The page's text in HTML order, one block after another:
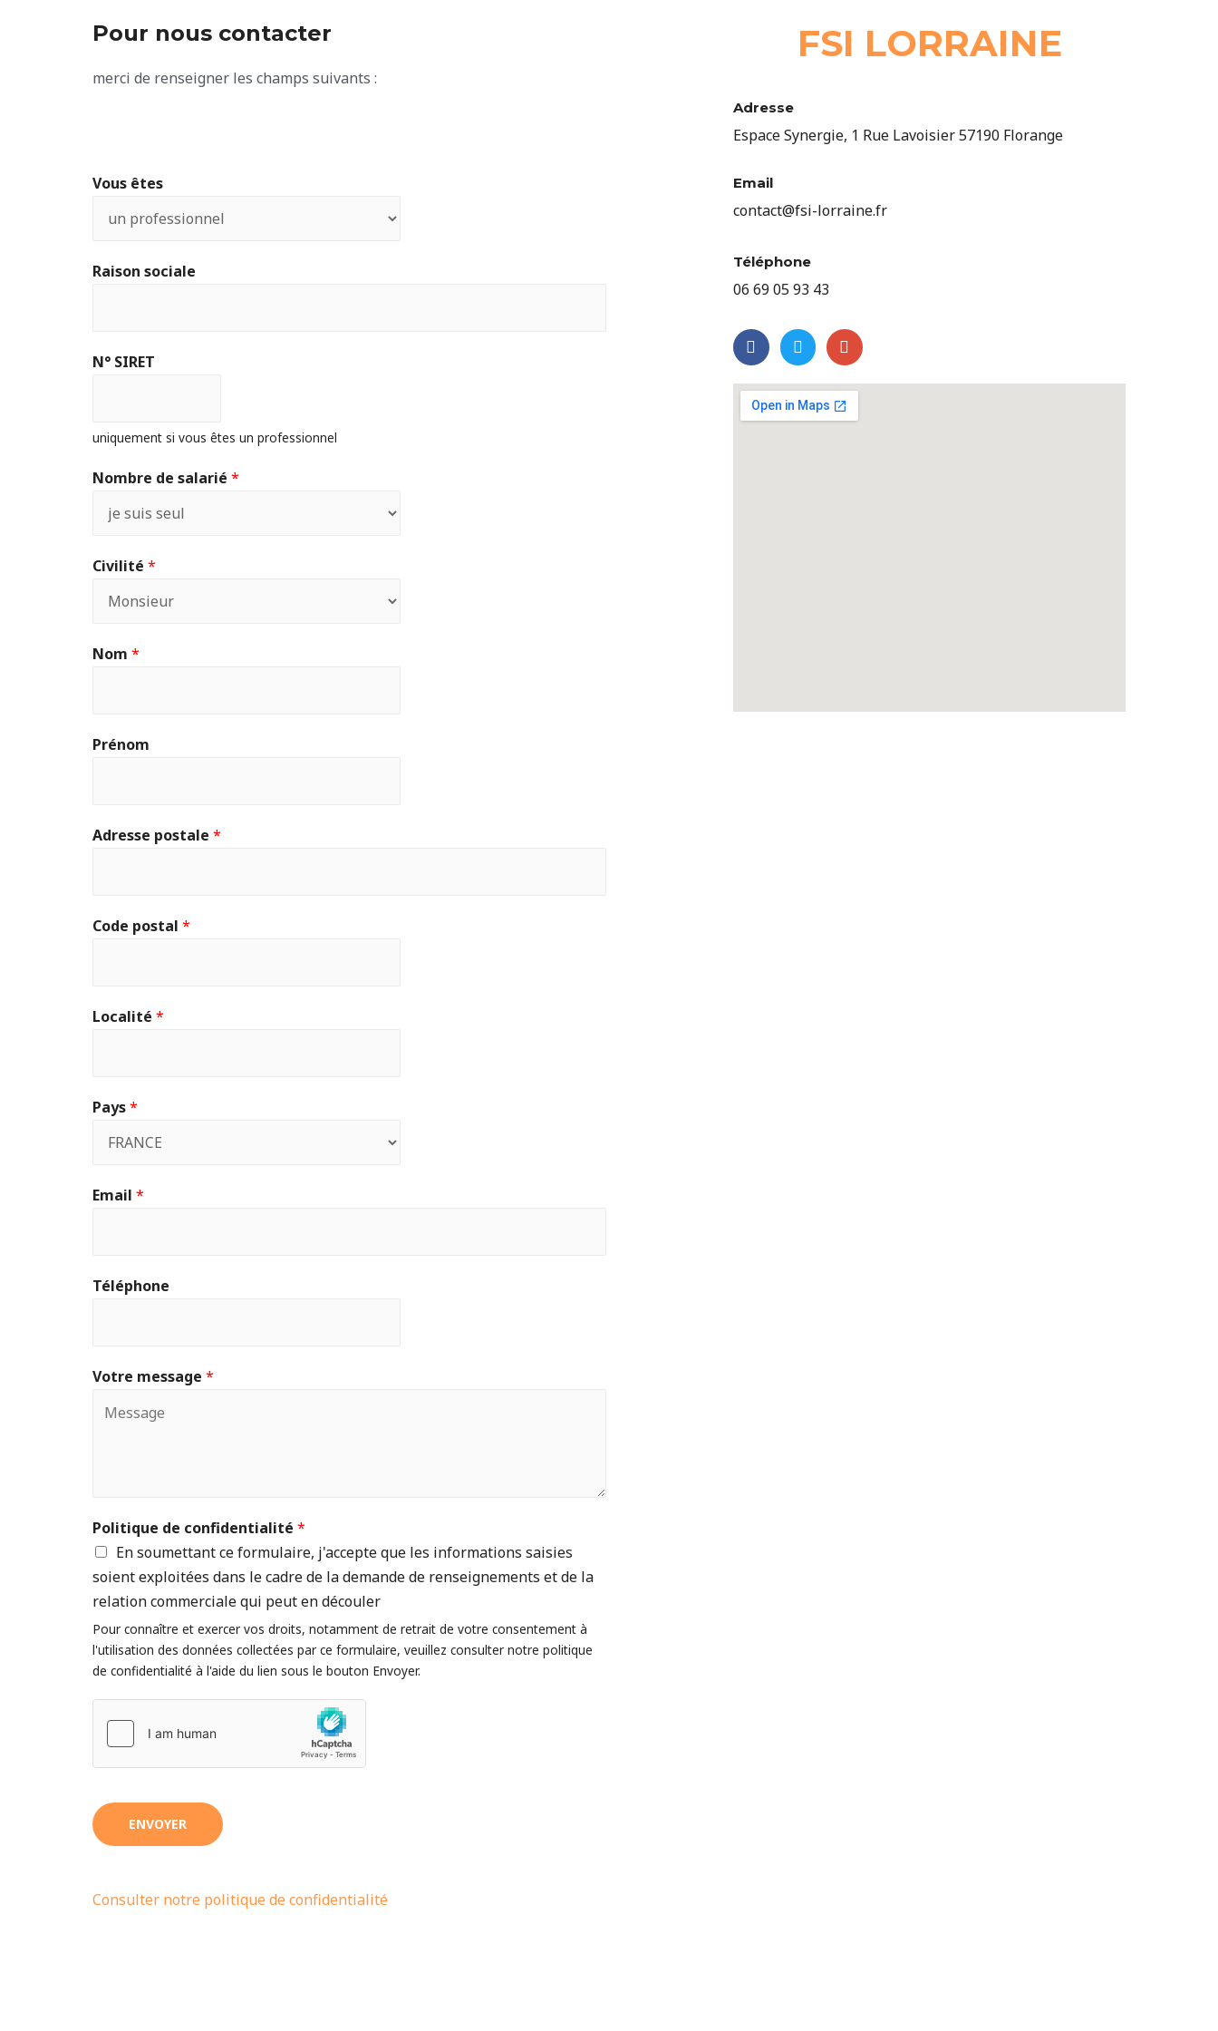
Pour nous contacter
merci de renseigner les champs suivants :
Vous êtes
Raison sociale
N° SIRET
uniquement si vous êtes un professionnel
Nombre de salarié *
Civilité *
Nom *
Prénom
Adresse postale *
Code postal *
Localité *
Pays*
Email *
Téléphone
Votre message *
Politique de confidentialité *
En soumettant ce formulaire, j'accepte que les informations saisies
soient exploitées dans le cadre de la demande de renseignements et de la
relation commerciale qui peut en découler
Pour connaître et exercer vos droits, notamment de retrait de votre consentement à
l'utilisation des données collectées par ce formulaire, veuillez consulter notre politique
de confidentialité à l'aide du lien sous le bouton Envoyer.
ENVOYER
Consulter notre politique de confidentialité
FSI LORRAINE
Adresse
Espace Synergie, 1 Rue Lavoisier 57190 Florange
Email
contact@fsi-lorraine.fr
Téléphone
06 69 05 93 43